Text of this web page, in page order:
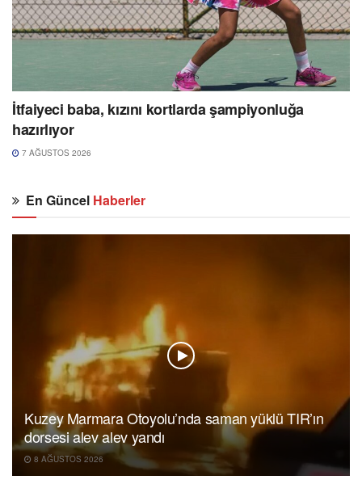
İtfaiyeci baba, kızını kortlarda şampiyonluğa
hazırlıyor
7 AĞUSTOS 2026
En Güncel Haberler
Kuzey Marmara Otoyolu’nda saman yüklü TIR’ın
dorsesi alev alev yandı
8 AĞUSTOS 2026